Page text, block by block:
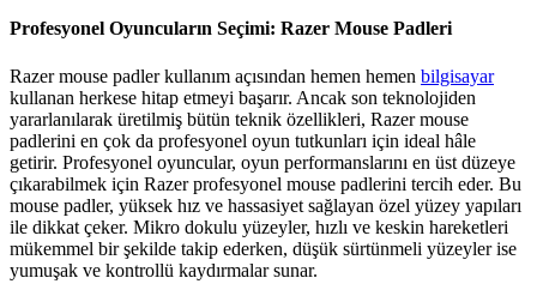
Profesyonel Oyuncuların Seçimi: Razer Mouse Padleri
Razer mouse padler kullanım açısından hemen hemen bilgisayar
kullanan herkese hitap etmeyi başarır. Ancak son teknolojiden
yararlanılarak üretilmiş bütün teknik özellikleri, Razer mouse
padlerini en çok da profesyonel oyun tutkunları için ideal hâle
getirir. Profesyonel oyuncular, oyun performanslarını en üst düzeye
çıkarabilmek için Razer profesyonel mouse padlerini tercih eder. Bu
mouse padler, yüksek hız ve hassasiyet sağlayan özel yüzey yapıları
ile dikkat çeker. Mikro dokulu yüzeyler, hızlı ve keskin hareketleri
mükemmel bir şekilde takip ederken, düşük sürtünmeli yüzeyler ise
yumuşak ve kontrollü kaydırmalar sunar.